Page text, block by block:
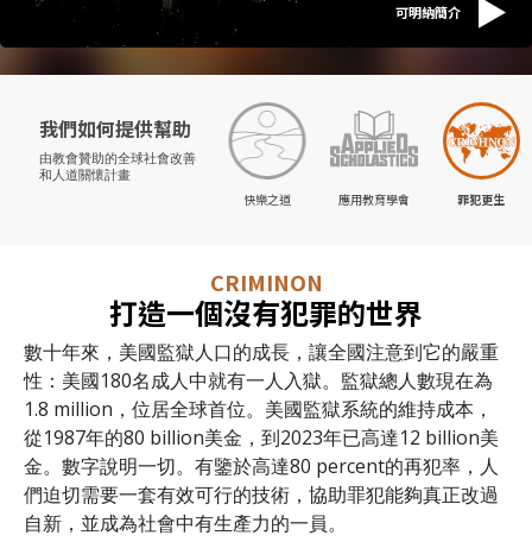
可明納簡介
我們如何提供幫助
由教會贊助的全球社會改善
和人道關懷計畫
快樂之道
應用教育學會 罪犯更生
CRIMINON
打造一個沒有犯罪的世界
數十年來，美國監獄人口的成長，讓全國注意到它的嚴重
性：美國180名成人中就有一人入獄。監獄總人數現在為
1.8 million ，位居全球首位。美國監獄系統的維持成本，
從1987年的80 billion美金，到2023年已高達12 billion美
金。數字說明一切。有鑒於高達80 percent的再犯率，人
們迫切需要一套有效可行的技術，協助罪犯能夠真正改過
自新，並成為社會中有生產力的一員。